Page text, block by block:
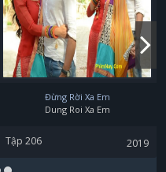
Đừng Rời Xa Em
Dung Roi Xa Em
Tập 206 2019